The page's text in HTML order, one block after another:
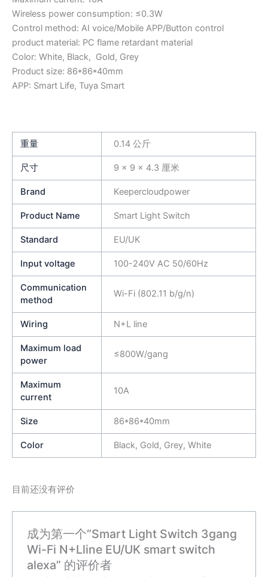
Wireless power consumption: ≤0.3W
Control method: AI voice/Mobile APP/Button control
product material: PC flame retardant material
Color: White, Black, Gold, Grey
Product size: 86*86*40mm
APP: Smart Life, Tuya Smart
重量 0.14 公斤
尺寸 9 × 9 × 4.3 厘米
Brand Keepercloudpower
Product Name Smart Light Switch
Standard EU/UK
Input voltage 100-240V AC 50/60Hz
Communication
method
Wi-Fi (802.11 b/g/n)
Wiring N+L line
Maximum load
power
≤800W/gang
Maximum
current
10A
Size 86*86*40mm
Color Black, Gold, Grey, White
目前还没有评价
成为第一个“Smart Light Switch 3gang
Wi-Fi N+Lline EU/UK smart switch
alexa” 的评价者